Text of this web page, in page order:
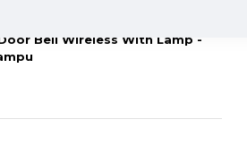
Bell Wireless With Lamp -
/ Bell pintu
berbeda dan bisa disesuaikan